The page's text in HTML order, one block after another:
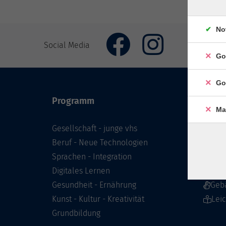
Social Media
Programm
Gesellschaft - junge vhs
Beruf - Neue Technologien
Sprachen - Integration
Digitales Lernen
Gesundheit - Ernährung
Kunst - Kultur - Kreativität
Grundbildung